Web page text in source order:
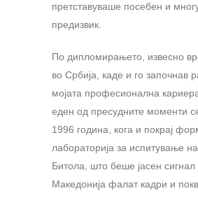
претставуваше посебен и
предизвик.
По дипломирањето, извесно
во Србија, каде и го започнав
мојата професионална
еден од пресудните моменти
1996 година, кога и покрај
лабораторија за испитување
Битола, што беше јасен сигнал
Македонија фалат кадри и